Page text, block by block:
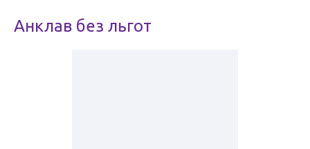
Анклав без льгот